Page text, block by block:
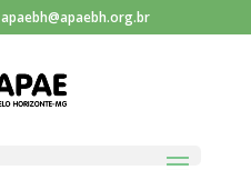
apaebh@apaebh.org.br